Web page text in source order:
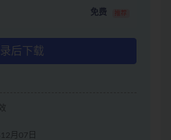
免费 推荐
后下载
月07日